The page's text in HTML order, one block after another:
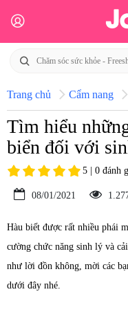
Trang chủ Cẩm nang
Tìm hiểu
biển đối với
5 | 0 đánh
08/01/2021
Hàu biết được rất nhiều phái
cường chức năng sinh lý và
như lời đồn không, mời các
dưới đây nhé.